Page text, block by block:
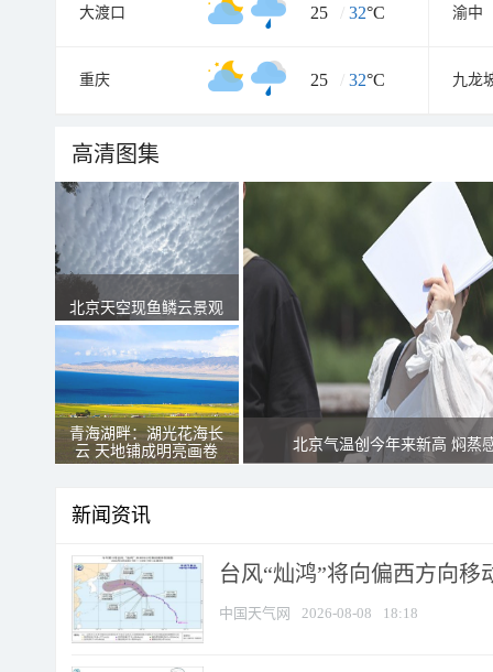
大渡口 25 / 32°C 渝中
重庆 25 / 32°C 九龙
高清图集
北京天空现鱼鳞云景观
青海湖畔：湖光花海长
云 天地铺成明亮画卷
北京气温创今年来新高 焖蒸
新闻资讯
台风“灿鸿”将向偏西方向移
中国天气网 2026-08-08 18:18